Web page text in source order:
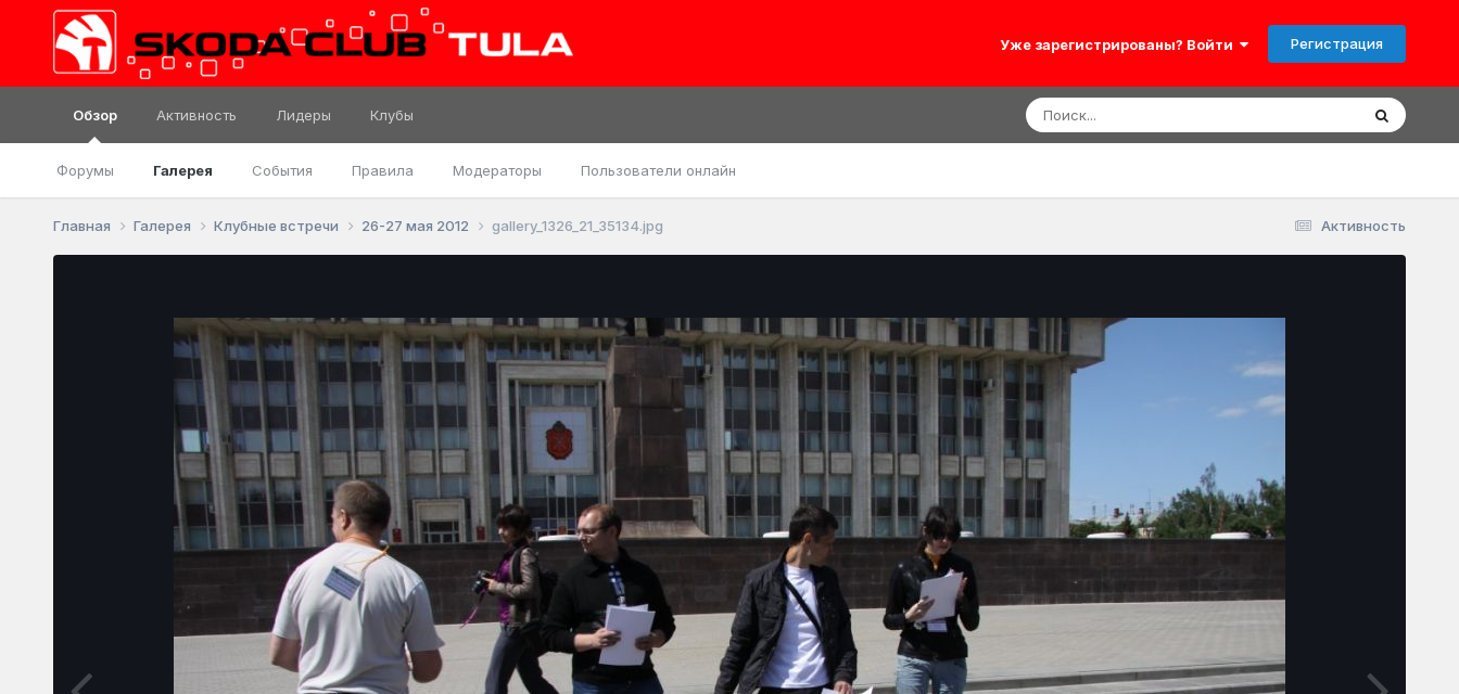
Уже зарегистрированы? Войти Регистрация
Обзор
Форумы Галерея События Правила Модераторы Пользователи онлайн
Активность Лидеры Клубы
Активность
Главная Галерея Клубные встречи 26-27 мая 2012 gallery_1326_21_35134.jpg